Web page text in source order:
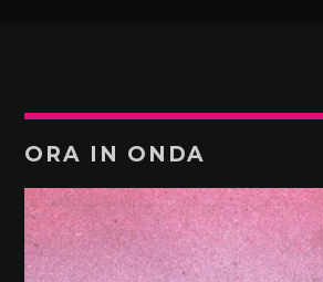
ORA IN ONDA